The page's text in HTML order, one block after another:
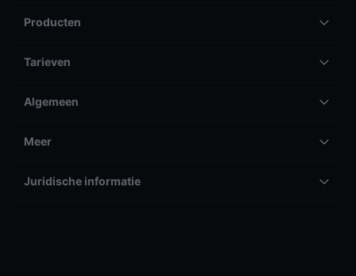
Producten
Tarieven
Algemeen
Meer
Juridische informatie